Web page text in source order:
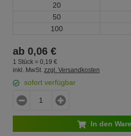
20
50
100
ab 0,06 €
1 Stück = 0, 19 €
inkl. MwSt. zzgl. Versandkosten
sofort verfügbar
In den